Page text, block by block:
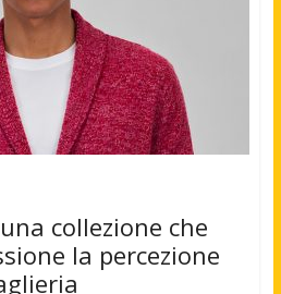
collezione che
la percezione